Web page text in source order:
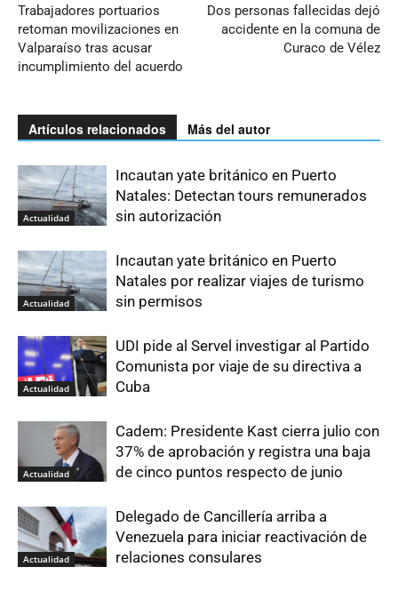
Trabajadores portuarios
retoman movilizaciones en
Valparaíso tras acusar
incumplimiento del acuerdo
Dos personas fallecidas dejó
accidente en la comuna de
Curaco de Vélez
Artículos relacionados Más del autor
Actualidad
Incautan yate británico en Puerto
Natales: Detectan tours remunerados
sin autorización
Actualidad
Incautan yate británico en Puerto
Natales por realizar viajes de turismo
sin permisos
Actualidad
UDI pide al Servel investigar al Partido
Comunista por viaje de su directiva a
Cuba
Actualidad
Cadem: Presidente Kast cierra julio con
37% de aprobación y registra una baja
de cinco puntos respecto de junio
Actualidad
Delegado de Cancillería arriba a
Venezuela para iniciar reactivación de
relaciones consulares